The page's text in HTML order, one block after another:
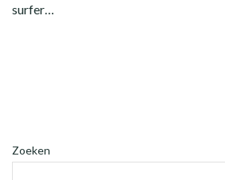
surfer…
Zoeken